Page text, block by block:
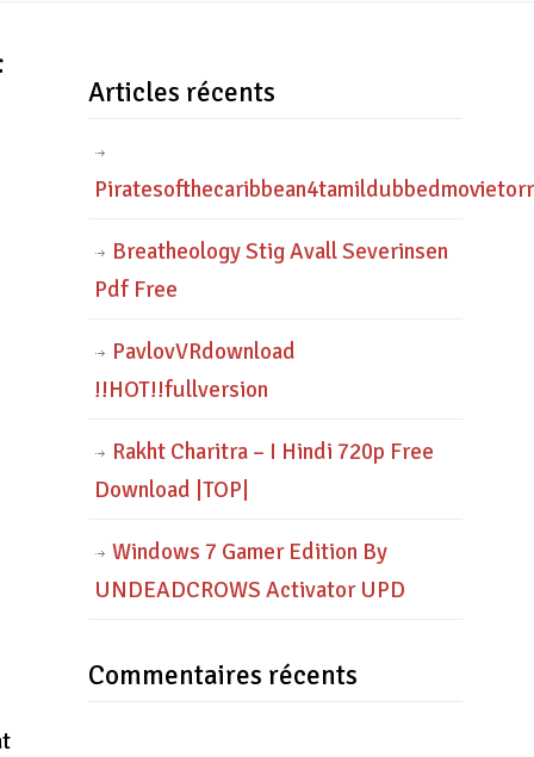
Articles récents
Breatheology Stig Avall Severinsen
Pdf Free
PavlovVRdownload
!!HOT!!fullversion
Rakht Charitra – I Hindi 720p Free
Download |TOP|
Windows 7 Gamer Edition By
UNDEADCROWS Activator UPD
Commentaires récents